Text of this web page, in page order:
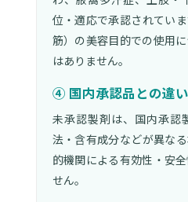
位・適応で承認されてい
筋）の美容目的での使用
はありません。
④ 国内承認品との違い
未承認製剤は、国内承認
法・含有成分などが異な
的機関による有効性・安
せん。